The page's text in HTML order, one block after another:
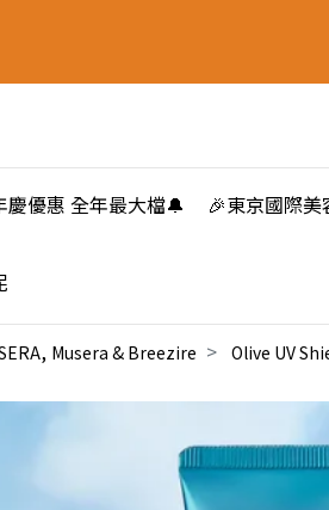
慶優惠 全年最大檔🔔 🎉東京國際
, Musera & Breezire Olive UV